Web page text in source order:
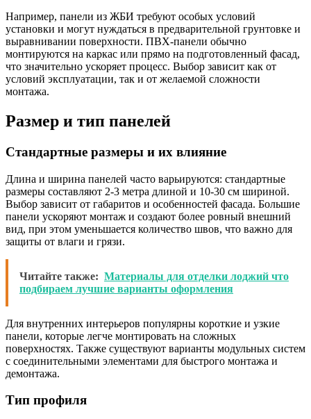
Например, панели из ЖБИ требуют особых условий
установки и могут нуждаться в предварительной грунтовке и
выравнивании поверхности. ПВХ-панели обычно
монтируются на каркас или прямо на подготовленный фасад,
что значительно ускоряет процесс. Выбор зависит как от
условий эксплуатации, так и от желаемой сложности
монтажа.
Размер и тип панелей
Стандартные размеры и их влияние
Длина и ширина панелей часто варьируются: стандартные
размеры составляют 2-3 метра длиной и 10-30 см шириной.
Выбор зависит от габаритов и особенностей фасада. Большие
панели ускоряют монтаж и создают более ровный внешний
вид, при этом уменьшается количество швов, что важно для
защиты от влаги и грязи.
Читайте также: Материалы для отделки лоджий что
подбираем лучшие варианты оформления
Для внутренних интерьеров популярны короткие и узкие
панели, которые легче монтировать на сложных
поверхностях. Также существуют варианты модульных систем
с соединительными элементами для быстрого монтажа и
демонтажа.
Тип профиля